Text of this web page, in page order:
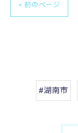
< 前のページ
#湖南市